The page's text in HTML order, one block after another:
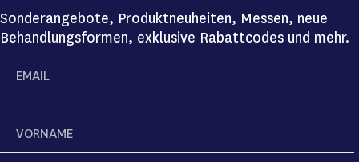
Sonderangebote, Produktneuheiten, Messen, neue
Behandlungsformen, exklusive Rabattcodes und mehr.